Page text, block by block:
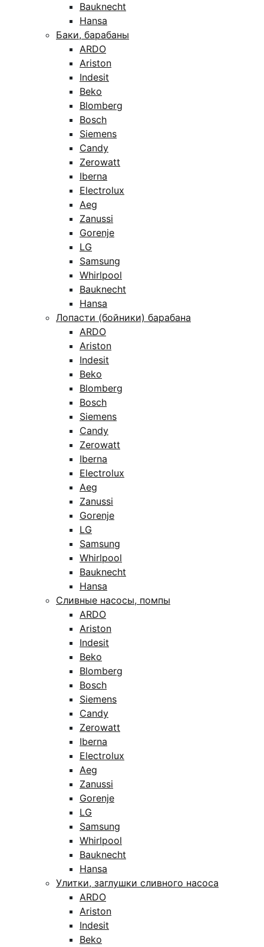
Bauknecht
Hansa
Баки, барабаны
ARDO
Ariston
Indesit
Beko
Blomberg
Bosch
Siemens
Candy
Zerowatt
Iberna
Electrolux
Aeg
Zanussi
Gorenje
LG
Samsung
Whirlpool
Bauknecht
Hansa
Лопасти (бойники) барабана
ARDO
Ariston
Indesit
Beko
Blomberg
Bosch
Siemens
Candy
Zerowatt
Iberna
Electrolux
Aeg
Zanussi
Gorenje
LG
Samsung
Whirlpool
Bauknecht
Hansa
Сливные насосы, помпы
ARDO
Ariston
Indesit
Beko
Blomberg
Bosch
Siemens
Candy
Zerowatt
Iberna
Electrolux
Aeg
Zanussi
Gorenje
LG
Samsung
Whirlpool
Bauknecht
Hansa
Улитки, заглушки сливного насоса
ARDO
Ariston
Indesit
Beko